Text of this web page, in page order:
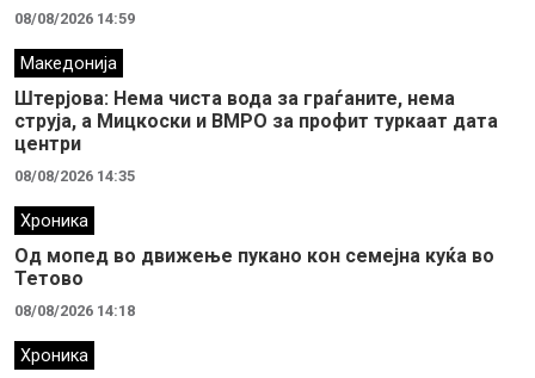
08/08/2026 14:59
Македонија
Штерјова: Нема чиста вода за граѓаните, нема
струја, а Мицкоски и ВМРО за профит туркаат дата
центри
08/08/2026 14:35
Хроника
Од мопед во движење пукано кон семејна куќа во
Тетово
08/08/2026 14:18
Хроника